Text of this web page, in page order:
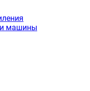
и машины